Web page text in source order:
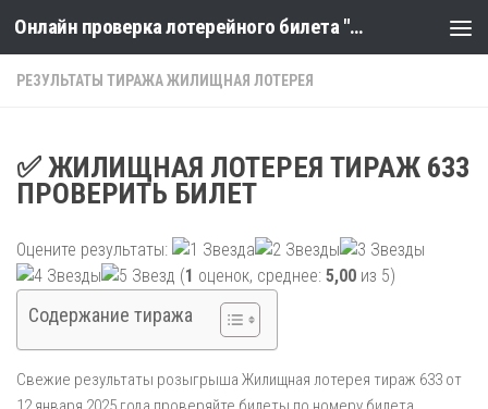
Skip to content Онлайн проверка лотерейного билета "Столото" по номеру тиража
РЕЗУЛЬТАТЫ ТИРАЖА ЖИЛИЩНАЯ ЛОТЕРЕЯ
✅ ЖИЛИЩНАЯ ЛОТЕРЕЯ ТИРАЖ 633
ПРОВЕРИТЬ БИЛЕТ
Оцените результаты:
(1 оценок, среднее: 5,00 из 5)
Содержание тиража
Свежие результаты розыгрыша Жилищная лотерея тираж 633 от